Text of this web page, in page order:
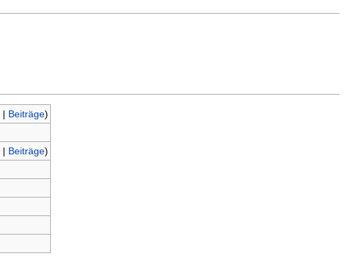
| Beiträge)
| Beiträge)